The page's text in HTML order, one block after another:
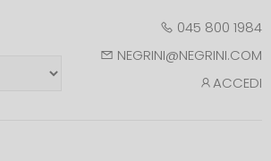
045 800 1984
NEGRINI@NEGRINI.COM
ACCEDI